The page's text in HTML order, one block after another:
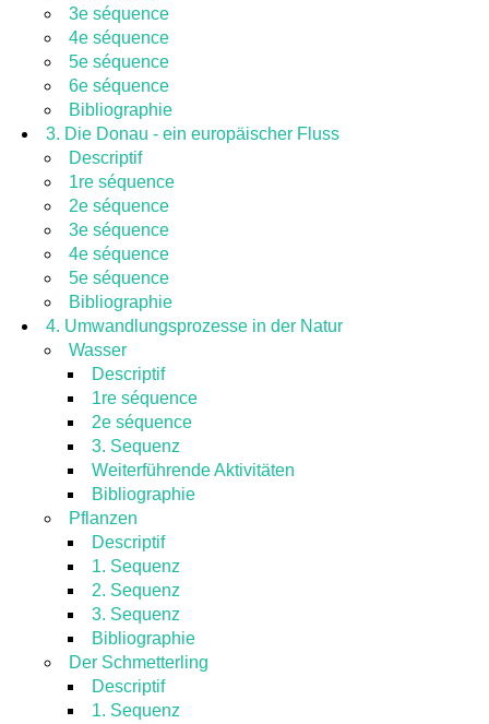
3e séquence
4e séquence
5e séquence
6e séquence
Bibliographie
3. Die Donau - ein europäischer Fluss
Descriptif
1re séquence
2e séquence
3e séquence
4e séquence
5e séquence
Bibliographie
4. Umwandlungsprozesse in der Natur
Wasser
Descriptif
1re séquence
2e séquence
3. Sequenz
Weiterführende Aktivitäten
Bibliographie
Pflanzen
Descriptif
1. Sequenz
2. Sequenz
3. Sequenz
Bibliographie
Der Schmetterling
Descriptif
1. Sequenz